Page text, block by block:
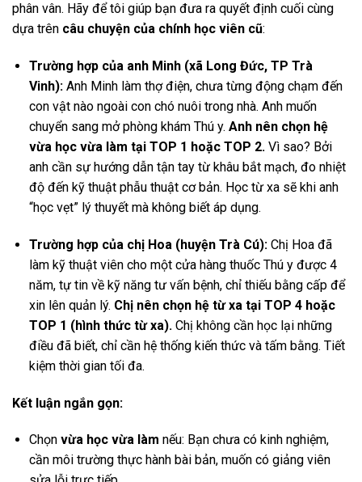
phân vân. Hãy để tôi giúp bạn đưa ra quyết định cuối cùng
dựa trên câu chuyện của chính học viên cũ:
Trường hợp của anh Minh (xã Long Đức, TP Trà
Vinh):Anh Minh làm thợ điện, chưa từng động chạm đến
con vật nào ngoài con chó nuôi trong nhà. Anh muốn
chuyển sang mở phòng khám Thú y. Anh nên chọn hệ
vừa học vừa làm tại TOP 1 hoặc TOP 2.Vì sao? Bởi
anh cần sự hướng dẫn tận tay từ khâu bắt mạch, đo nhiệt
độ đến kỹ thuật phẫu thuật cơ bản. Học từ xa sẽ khi anh
“học vẹt” lý thuyết mà không biết áp dụng.
Trường hợp của chị Hoa (huyện Trà Cú):Chị Hoa đã
làm kỹ thuật viên cho một cửa hàng thuốc Thú y được 4
năm, tự tin về kỹ năng tư vấn bệnh, chỉ thiếu bằng cấp để
xin lên quản lý. Chị nên chọn hệ từ xa tại TOP 4 hoặc
TOP 1 (hình thức từ xa).Chị không cần học lại những
điều đã biết, chỉ cần hệ thống kiến thức và tấm bằng. Tiết
kiệm thời gian tối đa.
Kết luận ngắn gọn:
Chọn vừa học vừa làm nếu: Bạn chưa có kinh nghiệm,
cần môi trường thực hành bài bản, muốn có giảng viên